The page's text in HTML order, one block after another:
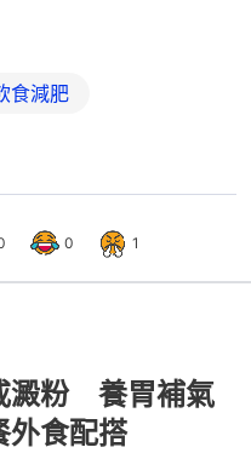
食減肥
0 1
澱粉 養胃補氣
外食配搭